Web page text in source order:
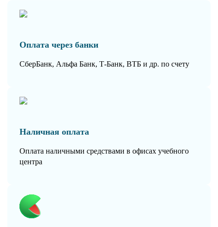
Оплата через банки
СберБанк, Альфа Банк, Т-Банк, ВТБ и др. по счету
Наличная оплата
Оплата наличными средствами в офисах учебного
центра